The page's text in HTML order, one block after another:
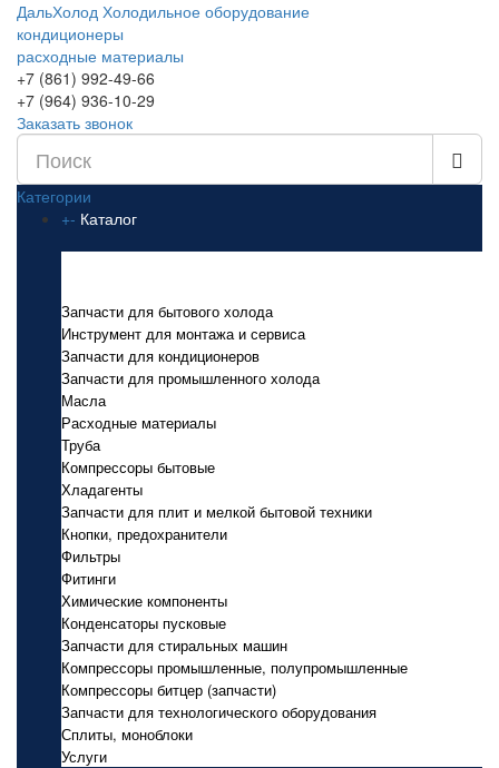
ДальХолод Холодильное оборудование
кондиционеры
расходные материалы
+7 (861) 992-49-66
+7 (964) 936-10-29
Заказать звонок
Категории
+- Каталог
Запчасти для бытового холода
Инструмент для монтажа и сервиса
Запчасти для кондиционеров
Запчасти для промышленного холода
Масла
Расходные материалы
Труба
Компрессоры бытовые
Хладагенты
Запчасти для плит и мелкой бытовой техники
Кнопки, предохранители
Фильтры
Фитинги
Химические компоненты
Конденсаторы пусковые
Запчасти для стиральных машин
Компрессоры промышленные, полупромышленные
Компрессоры битцер (запчасти)
Запчасти для технологического оборудования
Сплиты, моноблоки
Услуги